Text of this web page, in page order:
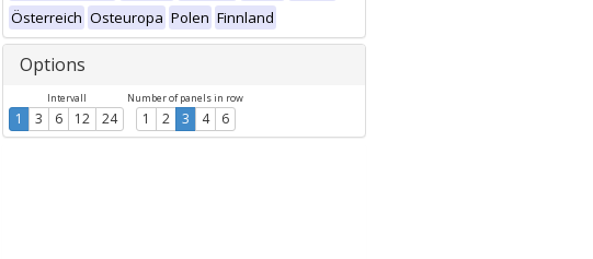
Österreich Osteuropa Polen Finnland
Options
Intervall
1 3 6 12 24
Number of panels in row
1 2 3 4 6